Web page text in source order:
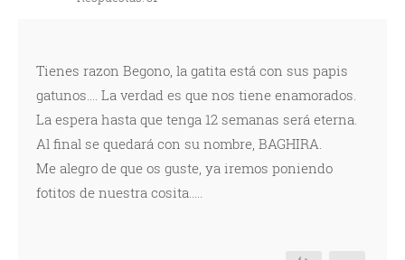
Tienes razon Begono, la gatita está con sus papis
gatunos.... La verdad es que nos tiene enamorados.
La espera hasta que tenga 12 semanas será eterna.
Al final se quedará con su nombre, BAGHIRA.
Me alegro de que os guste, ya iremos poniendo
fotitos de nuestra cosita.....